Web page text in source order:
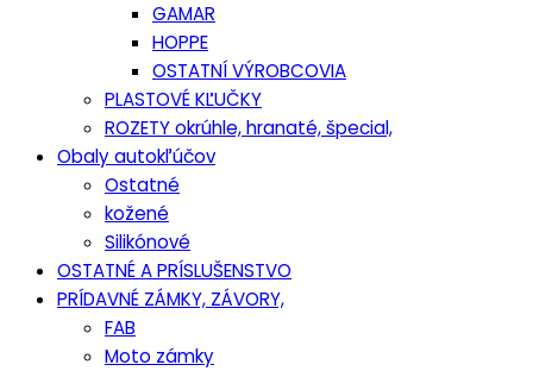
GAMAR
HOPPE
OSTATNÍ VÝROBCOVIA
PLASTOVÉ KĽUČKY
ROZETY okrúhle, hranaté, špecial,
Obaly autokľúčov
Ostatné
kožené
Silikónové
OSTATNÉ A PRÍSLUŠENSTVO
PRÍDAVNÉ ZÁMKY, ZÁVORY,
FAB
Moto zámky